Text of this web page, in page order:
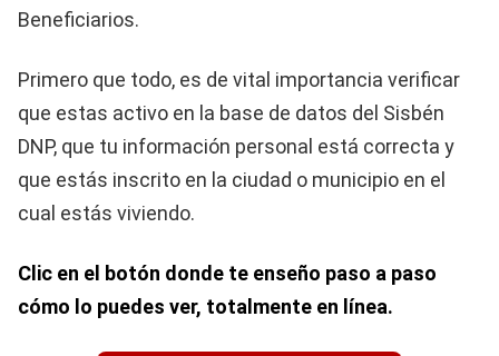
Beneficiarios.
Primero que todo, es de vital importancia verificar
que estas activo en la base de datos del Sisbén
DNP, que tu información personal está correcta y
que estás inscrito en la ciudad o municipio en el
cual estás viviendo.
Clic en el botón donde te enseño paso a paso
cómo lo puedes ver, totalmente en línea.